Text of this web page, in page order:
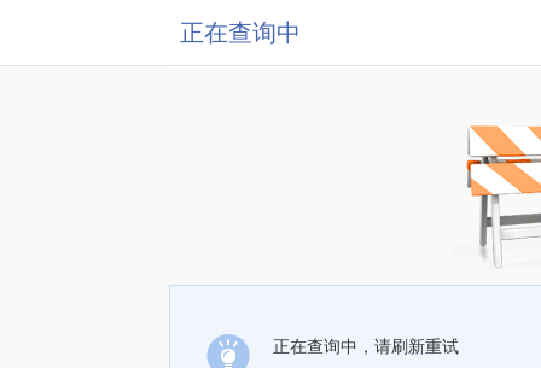
正在查询中
正在查询中，请刷新重试